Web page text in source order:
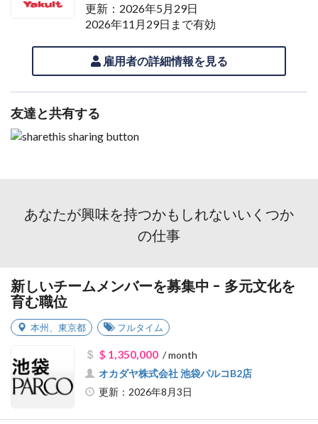
更新：2026年5月29日
2026年11月29日まで有効
雇用者の詳細情報を見る
友達と共有する
あなたが興味を持つかもしれないいくつか
の仕事
新しいチームメンバーを募集中 - 多元文化を
育む職位
本州 東京都 フルタイム
$ 1,350,000/ month
オカダヤ株式会社 池袋パルコB2店
更新：2026年8月3日